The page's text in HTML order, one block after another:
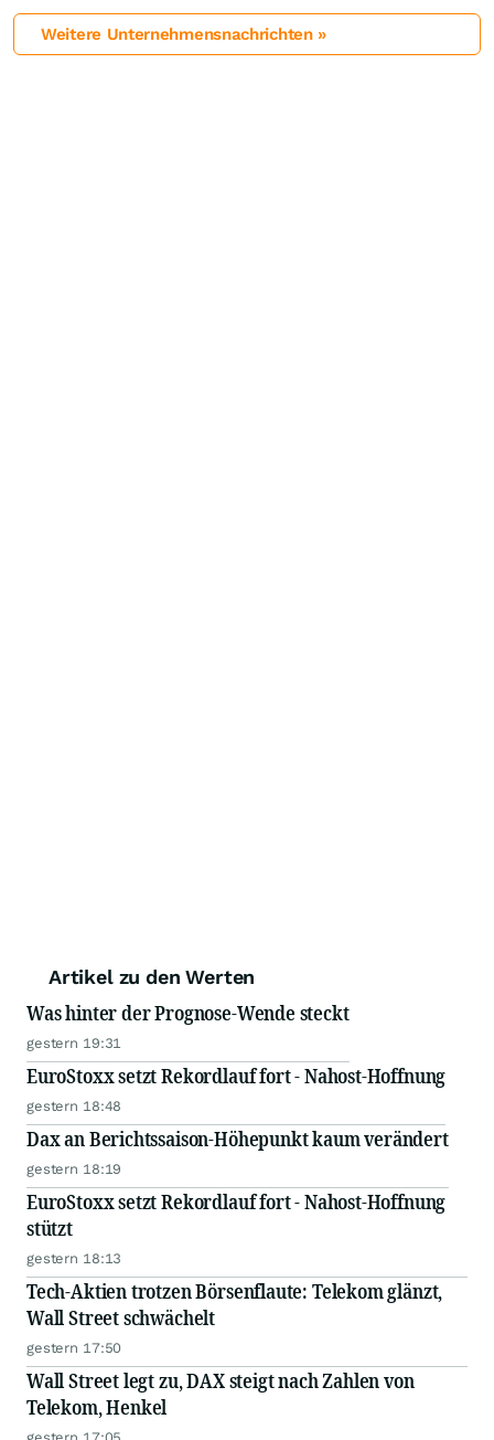
Weitere Unternehmensnachrichten »
Artikel zu den Werten
Was hinter der Prognose-Wende steckt
gestern 19:31
EuroStoxx setzt Rekordlauf fort - Nahost-Hoffnung
gestern 18:48
Dax an Berichtssaison-Höhepunkt kaum verändert
gestern 18:19
EuroStoxx setzt Rekordlauf fort - Nahost-Hoffnung
stützt
gestern 18:13
Tech-Aktien trotzen Börsenflaute: Telekom glänzt,
Wall Street schwächelt
gestern 17:50
Wall Street legt zu, DAX steigt nach Zahlen von
Telekom, Henkel